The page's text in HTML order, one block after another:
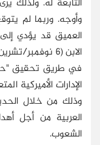
التابعة له. ولذلك
وأوجه. وربما لم
العميق قد يؤدي
في طريق تحقيق
الإدارات الأميركية
وذلك من خلال
العربية من أجل
الشعوب.